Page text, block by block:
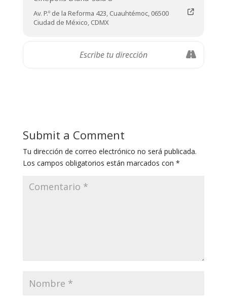
Av. P.º de la Reforma 423, Cuauhtémoc, 06500
Ciudad de México, CDMX
Submit a Comment
Tu dirección de correo electrónico no será publicada.
Los campos obligatorios están marcados con *